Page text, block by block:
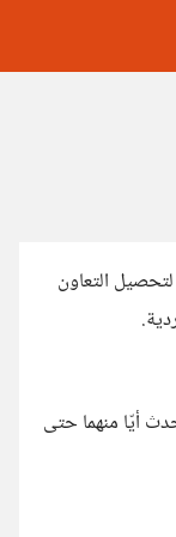
التعاون
أيّا منهما حتى